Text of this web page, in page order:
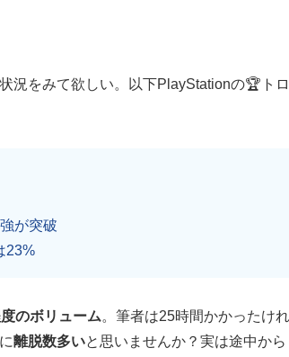
況をみて欲しい。以下PlayStationの🏆ト
が突破
23%
のボリューム。筆者は25時間かかったけ
離脱数多いと思いませんか？実は途中から